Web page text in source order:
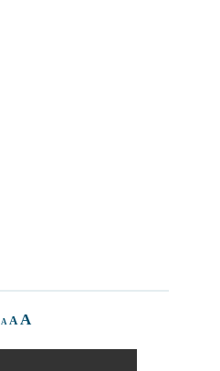
Afont
A Reset
size.
AIncrease